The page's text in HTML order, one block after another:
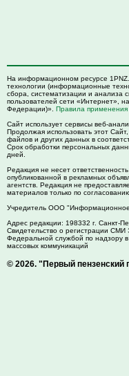
На информационном ресурсе
технологии (информационные
сбора, систематизации и анализа
пользователей сети «Интернет»,
Федерации)». Правила применения
Сайт использует сервисы веб-
Продолжая использовать этот
файлов и других данных в
Срок обработки персональных
дней.
Редакция не несет
опубликованной в рекламных
агентств. Редакция не
материалов только по
Учредитель ООО
Адрес редакции: 198332 г. Санкт-
Свидетельство о регистрации
Федеральной службой по надзору
массовых коммуникаций
© 2026. "Первый пензенский